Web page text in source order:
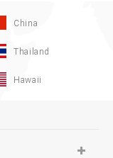
China
Thailand
Hawaii